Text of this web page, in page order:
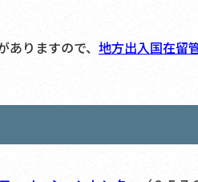
りますので、 地方出入国在留